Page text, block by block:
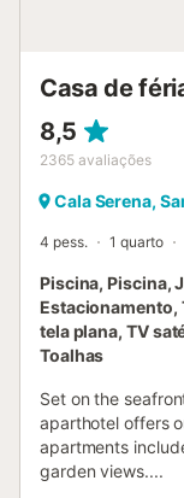
Casa de
8,5
2365 avaliações
Cala Serena,
4 pess. 1 quarto
Piscina, Piscina,
Estacionamento,
tela plana, TV
Toalhas
Set on the
aparthotel offers
apartments
garden views....